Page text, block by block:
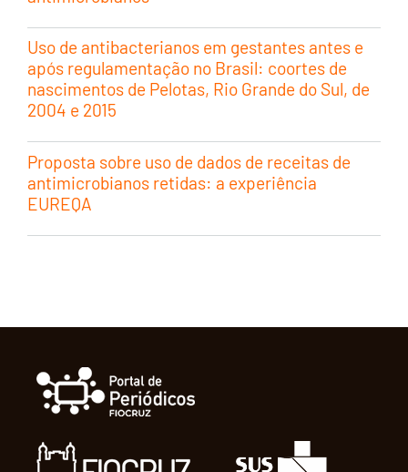
Uso de antibacterianos em gestantes antes e
após regulamentação no Brasil: coortes de
nascimentos de Pelotas, Rio Grande do Sul, de
2004 e 2015
Proposta sobre uso de dados de receitas de
antimicrobianos retidas: a experiência
EUREQA